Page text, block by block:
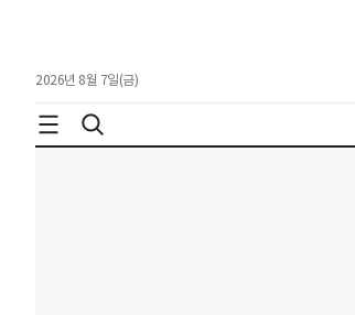
2026년 8월 7일(금)